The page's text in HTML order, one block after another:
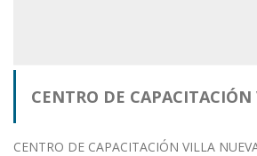
CENTRO DE
CENTRO DE CAPACITACIÓN VILLA